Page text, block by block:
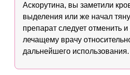
Аскорутина, вы заметили
выделения или же начал
препарат следует отменить и
лечащему врачу
дальнейшего использования.